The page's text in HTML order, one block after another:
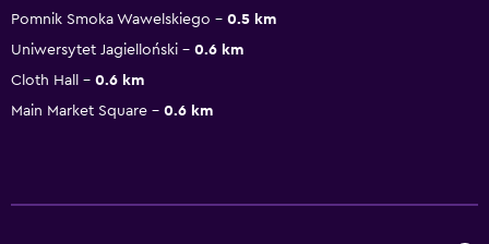
Pomnik Smoka Wawelskiego
0.5 km
Uniwersytet Jagielloński
0.6 km
Cloth Hall
0.6 km
Main Market Square
0.6 km